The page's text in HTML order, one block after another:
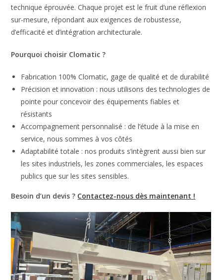
technique éprouvée. Chaque projet est le fruit d’une réflexion
sur-mesure, répondant aux exigences de robustesse,
d’efficacité et d’intégration architecturale.
Pourquoi choisir Clomatic ?
Fabrication 100% Clomatic, gage de qualité et de durabilité
Précision et innovation : nous utilisons des technologies de
pointe pour concevoir des équipements fiables et
résistants
Accompagnement personnalisé : de l’étude à la mise en
service, nous sommes à vos côtés
Adaptabilité totale : nos produits s’intègrent aussi bien sur
les sites industriels, les zones commerciales, les espaces
publics que sur les sites sensibles.
Besoin d’un devis ? Contactez-nous dès maintenant !